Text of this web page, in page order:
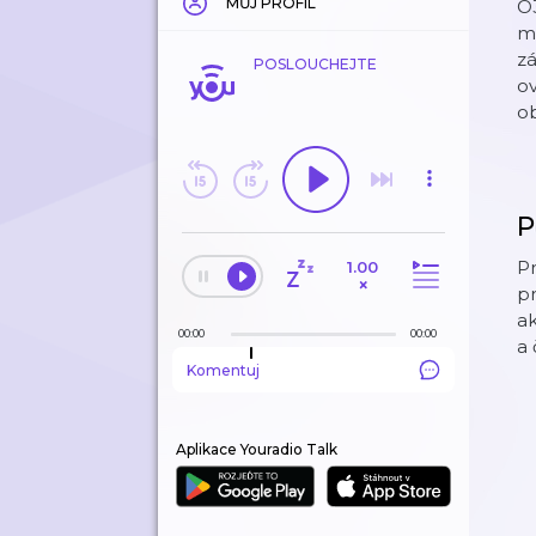
POSLOUCHEJTE
1.00
×
00:00 00:00
Komentuj
Aplikace Youradio Talk
a